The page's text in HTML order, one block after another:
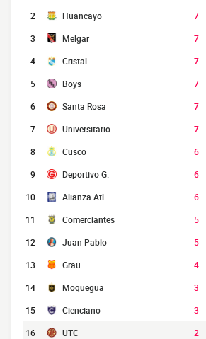
2 Huancayo 7
3 Melgar 7
4 Cristal 7
5 Boys 7
6 Santa Rosa 7
7 Universitario 7
8 Cusco 6
9 Deportivo G. 6
10 Alianza Atl. 6
11 Comerciantes 5
12 Juan Pablo 5
13 Grau 4
14 Moquegua 3
15 Cienciano 3
16 UTC 2